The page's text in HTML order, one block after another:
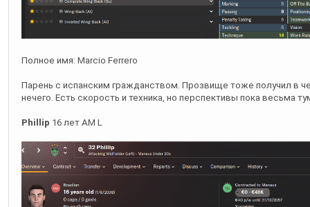
Полное имя: Marcio Ferrero
Парень с испанским гражданством. Прозвище тоже получил в
нечего. Есть скорость и техника, но перспективы пока весьма
Phillip 16 лет AM L